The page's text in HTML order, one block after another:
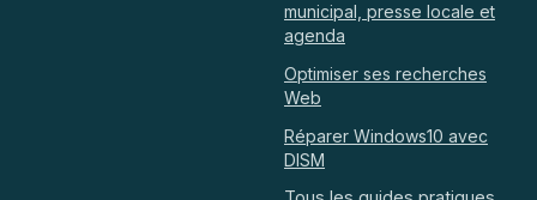
municipal, presse locale et
agenda
Optimiser ses recherches
Web
Réparer Windows10 avec
DISM